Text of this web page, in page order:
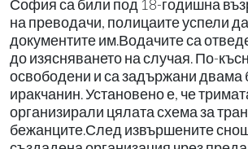
София са били под 18-годишна
на преводачи, полицаите успели
документите им.Водачите са
до изясняването на случая. По-
освободени и са задържани двама
иракчанин. Установено е, че
организирали цялата схема за
бежанците.След извършените